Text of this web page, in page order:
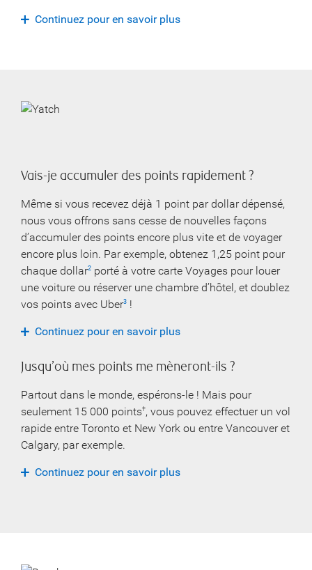
Continuez pour en savoir plus
Vais-je accumuler des points rapidement ?
Même si vous recevez déjà 1 point par dollar dépensé,
nous vous offrons sans cesse de nouvelles façons
d’accumuler des points encore plus vite et de voyager
encore plus loin. Par exemple, obtenez 1,25 point pour
chaque dollar2 porté à votre carte Voyages pour louer
une voiture ou réserver une chambre d’hôtel, et doublez
vos points avec Uber3 !
Continuez pour en savoir plus
Jusqu’où mes points me mèneront-ils ?
Partout dans le monde, espérons-le ! Mais pour
seulement 15 000 points†, vous pouvez effectuer un vol
rapide entre Toronto et New York ou entre Vancouver et
Calgary, par exemple.
Continuez pour en savoir plus